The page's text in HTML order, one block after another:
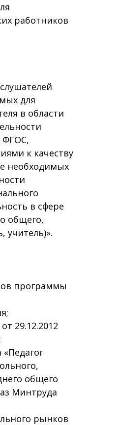
работников
для
в области
ФГОС,
к качеству
необходимых
в сфере
общего,
учитель)».
программы
29.12.2012
общего
Минтруда
рынков